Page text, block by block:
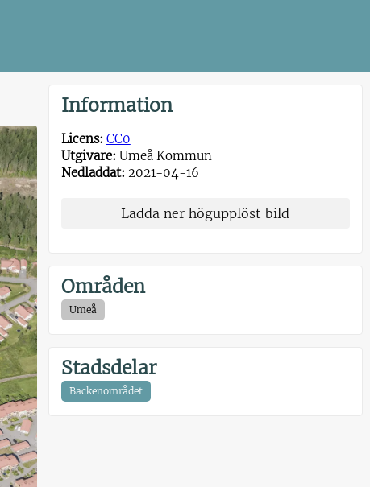
Information
Licens: CC0
Utgivare: Umeå Kommun
Nedladdat: 2021-04-16
Ladda ner högupplöst bild
Områden
Umeå
Stadsdelar
Backenområdet